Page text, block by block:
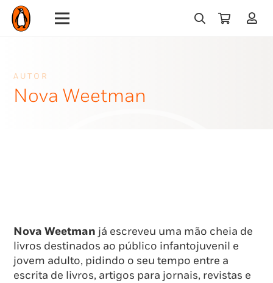
AUTOR
Nova Weetman
Nova Weetman já escreveu uma mão cheia de
livros destinados ao público infantojuvenil e
jovem adulto, pidindo o seu tempo entre a
escrita de livros, artigos para jornais, revistas e